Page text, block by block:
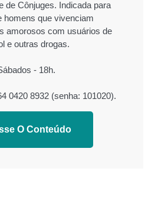
de Cônjuges. Indicada para
homens que vivenciam
amorosos com usuários de
e outras drogas.
- 18h.
0420 8932 (senha: 101020).
O Conteúdo